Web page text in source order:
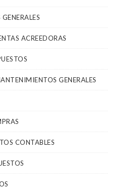
ACREEDORAS
GENERALES
CONTABLES